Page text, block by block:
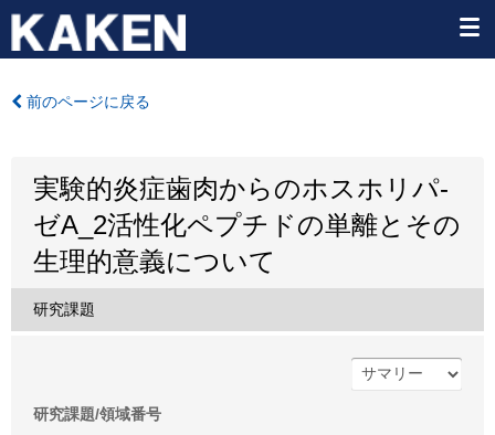
前のページに戻る
実験的炎症歯肉からのホスホリパ-
ゼA_2活性化ペプチドの単離とその
生理的意義について
研究課題
研究課題/領域番号